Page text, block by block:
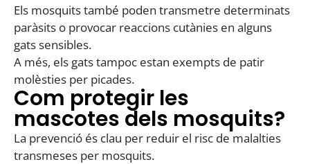
Els mosquits també poden transmetre determinats
paràsits o provocar reaccions cutànies en alguns
gats sensibles.
A més, els gats tampoc estan exempts de patir
molèsties per picades.
Com protegir les
mascotes dels mosquits?
La prevenció és clau per reduir el risc de malalties
transmeses per mosquits.